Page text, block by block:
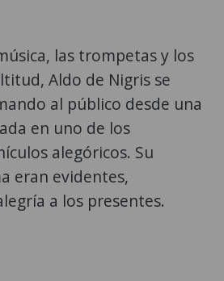
las trompetas y los
Aldo de Nigris se
al público desde una
en uno de los
alegóricos. Su
eran evidentes,
a los presentes.